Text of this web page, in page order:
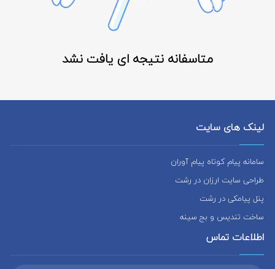
متاسفانه نتیجه ای یافت نشد
لینک های سایت
سامانه پیام کوتاه پیام آوران
طراحی سایت ارزان در رشت
پنل پیامکی در رشت
ساخت تندیس و بج سینه
اطلاعات تماس